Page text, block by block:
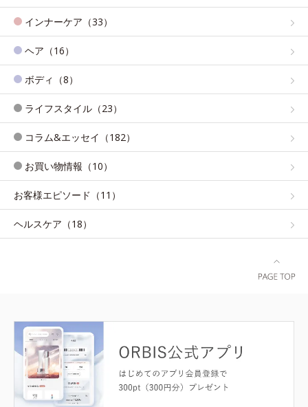
インナーケア（33）
ヘア（16）
ボディ（8）
ライフスタイル（23）
コラム&エッセイ（182）
お買い物情報（10）
お客様エピソード（11）
ヘルスケア（18）